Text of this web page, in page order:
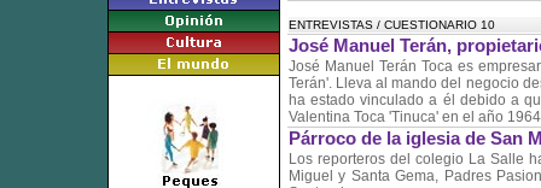
ENTREVISTAS / CUESTIONARIO 10
José Manuel Terán,
José Manuel Terán Toca es
Terán'. Lleva al mando del negocio
ha estado vinculado a él debido a
Valentina Toca 'Tinuca' en el año
Párroco de la iglesia de San
Los reporteros del colegio La Salle
Miguel y Santa Gema, Padres